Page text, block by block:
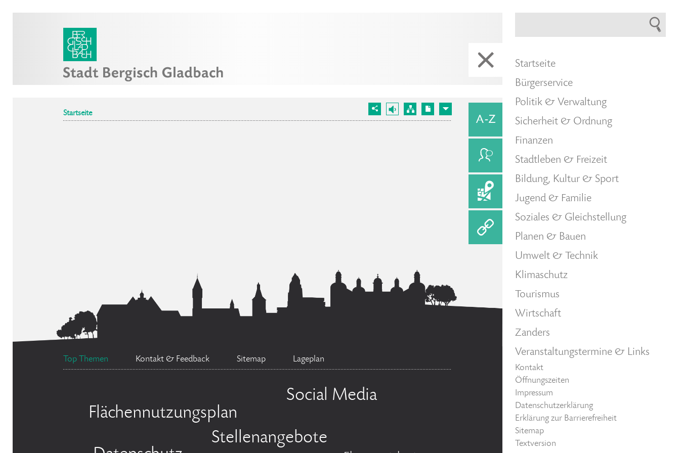
Startseite
Top Themen Kontakt & Feedback Sitemap Lageplan
Flächennutzungsplan
Social Media
Stellenangebote
Startseite
Bürgerservice
Politik & Verwaltung
Sicherheit & Ordnung
Finanzen
Stadtleben & Freizeit
Bildung, Kultur & Sport
Jugend & Familie
Soziales & Gleichstellung
Planen & Bauen
Umwelt & Technik
Klimaschutz
Tourismus
Wirtschaft
Zanders
Veranstaltungstermine & Links
Kontakt
Öffnungszeiten
Impressum
Datenschutzerklärung
Erklärung zur Barrierefreiheit
Sitemap
Textversion